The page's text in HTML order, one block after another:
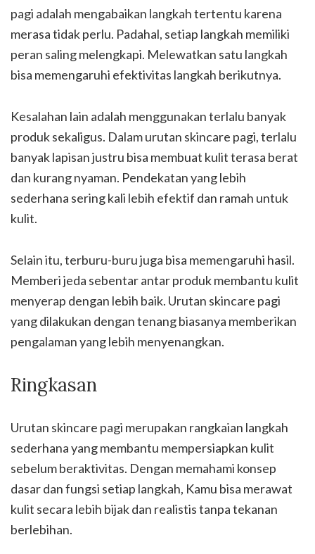
pagi adalah mengabaikan langkah tertentu karena
merasa tidak perlu. Padahal, setiap langkah memiliki
peran saling melengkapi. Melewatkan satu langkah
bisa memengaruhi efektivitas langkah berikutnya.
Kesalahan lain adalah menggunakan terlalu banyak
produk sekaligus. Dalam urutan skincare pagi, terlalu
banyak lapisan justru bisa membuat kulit terasa berat
dan kurang nyaman. Pendekatan yang lebih
sederhana sering kali lebih efektif dan ramah untuk
kulit.
Selain itu, terburu-buru juga bisa memengaruhi hasil.
Memberi jeda sebentar antar produk membantu kulit
menyerap dengan lebih baik. Urutan skincare pagi
yang dilakukan dengan tenang biasanya memberikan
pengalaman yang lebih menyenangkan.
Ringkasan
Urutan skincare pagi merupakan rangkaian langkah
sederhana yang membantu mempersiapkan kulit
sebelum beraktivitas. Dengan memahami konsep
dasar dan fungsi setiap langkah, Kamu bisa merawat
kulit secara lebih bijak dan realistis tanpa tekanan
berlebihan.